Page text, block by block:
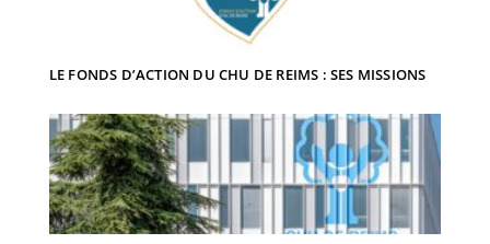
LE FONDS D’ACTION DU CHU DE REIMS : SES MISSIONS